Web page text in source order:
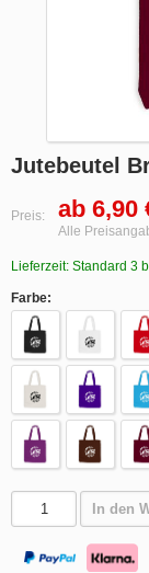
Jutebeutel
Preis: ab 6,90
Alle
Lieferzeit: Standard 3
Farbe:
In den